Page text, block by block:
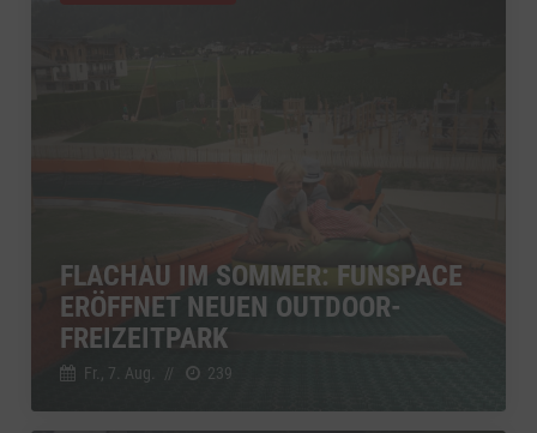
FLACHAU IM SOMMER: FUNSPACE
ERÖFFNET NEUEN OUTDOOR-
FREIZEITPARK
Fr., 7. Aug. // 239